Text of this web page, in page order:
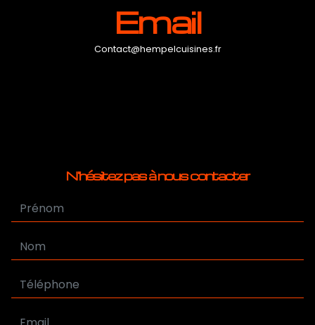
Email
contact@hempelcuisines.fr
N'hésitez pas à nous contacter